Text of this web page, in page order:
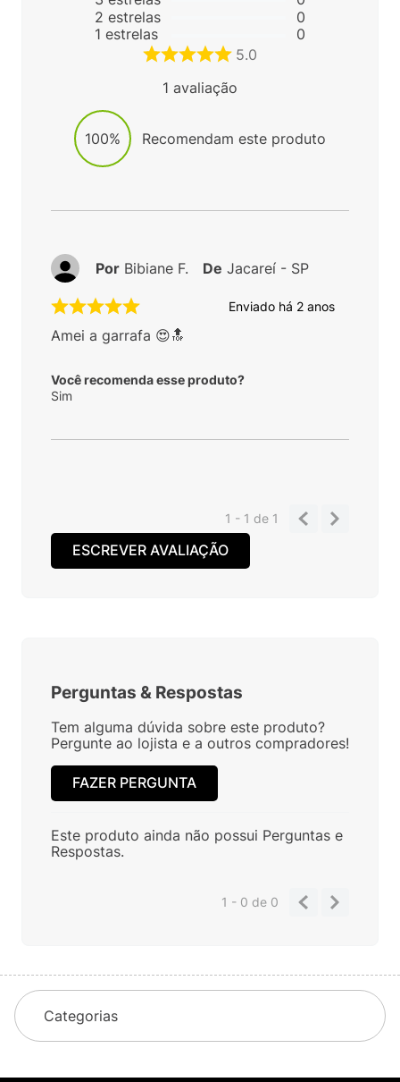
2 estrelas
1 estrelas
0
0
5.0
1 avaliação
100% Recomendam este produto
Enviado há 2 anos
Amei a garrafa 😍🔝
Você recomenda esse produto?
Sim
Por Bibiane F. De Jacareí - SP
1 - 1de 1
ESCREVER AVALIAÇÃO
Perguntas & Respostas
Tem alguma dúvida sobre este produto?
Pergunte ao lojista e a outros compradores!
FAZER PERGUNTA
Este produto ainda não possui Perguntas e
Respostas.
1 - 0de 0
Categorias